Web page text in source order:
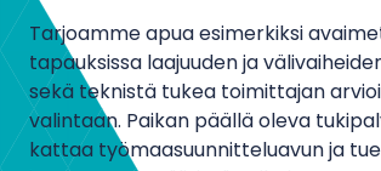
Tarjoamme apua esimerkiksi
tapauksissa laajuuden ja
sekä teknistä tukea toimittajan
valintaan. Paikan päällä oleva
kattaa työmaasuunnitteluavun ja